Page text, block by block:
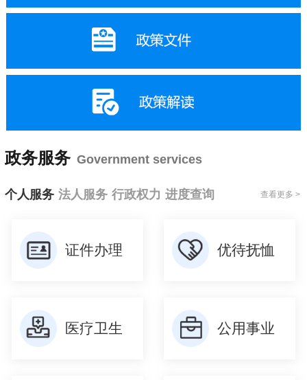
政务服务 Government services
个人服务 法人服务 行政权力 进度查询 查看更多 >
证件办理 优待抚恤
医疗卫生 公用事业